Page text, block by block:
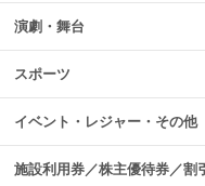
演劇・舞台
スポーツ
イベント・レジャー・その他
施設利用券／株主優待券／割